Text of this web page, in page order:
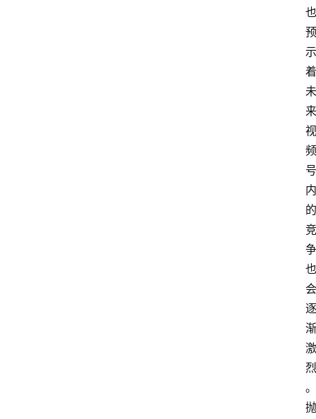
也
预
示
着
未
来
视
频
号
内
的
竞
争
也
会
逐
渐
激
烈
。
抛